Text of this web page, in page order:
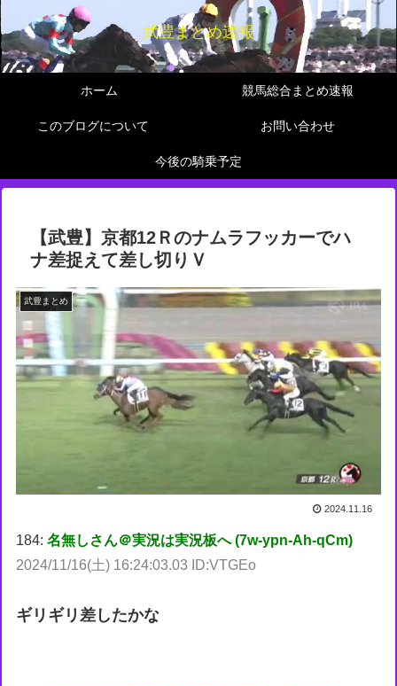
武豊まとめ速報
ホーム 競馬総合まとめ速報
このブログについて お問い合わせ
今後の騎乗予定
【武豊】京都12Ｒのナムラフッカーでハ
ナ差捉えて差し切りＶ
武豊まとめ
2024.11.16
184:名無しさん＠実況は実況板へ (7w-ypn-Ah-qCm)
2024/11/16(土) 16:24:03.03 ID:VTGEo
ギリギリ差したかな